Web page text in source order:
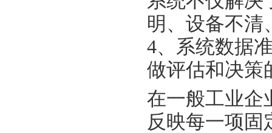
明、设备不清
4、系统数据
做评估和决策
在一般工业企
反映每一项固